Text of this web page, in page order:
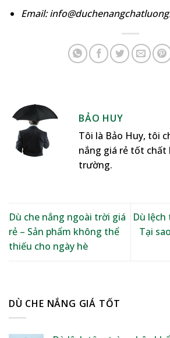
Email:
BẢO HUY
Tôi là Bảo Huy, tôi
nắng giá rẻ tốt
trường.
Dù che nắng ngoài trời giá
rẻ – Sản phẩm không thể
thiếu cho ngày hè
Dù lệch
Tại
DÙ CHE NẮNG GIÁ TỐT